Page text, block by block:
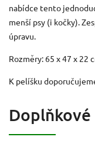
nabídce tento
menší psy (i kočky).
úpravu.
Rozměry: 65 x 47 x 22
K pelíšku